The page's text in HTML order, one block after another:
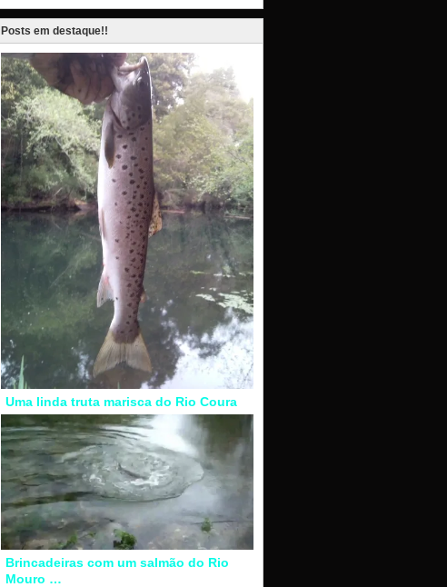
Posts em destaque!!
Uma linda truta marisca do Rio Coura
Brincadeiras com um salmão do Rio
Mouro …